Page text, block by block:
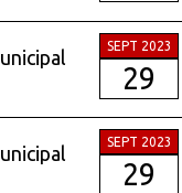
SEPT 2023
29
SEPT 2023
29